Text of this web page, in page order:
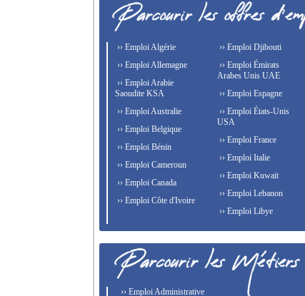
›› Emploi Algérie
›› Emploi Allemagne
›› Emploi Arabie
Saoudite KSA
›› Emploi Australie
›› Emploi Belgique
›› Emploi Bénin
›› Emploi Cameroun
›› Emploi Canada
›› Emploi Côte d'Ivoire
›› Emploi Djibouti
›› Emploi Émirats
Arabes Unis UAE
›› Emploi Espagne
›› Emploi États-Unis
USA
›› Emploi France
›› Emploi Italie
›› Emploi Kuwait
›› Emploi Lebanon
›› Emploi Libye
›› Emploi Administrative